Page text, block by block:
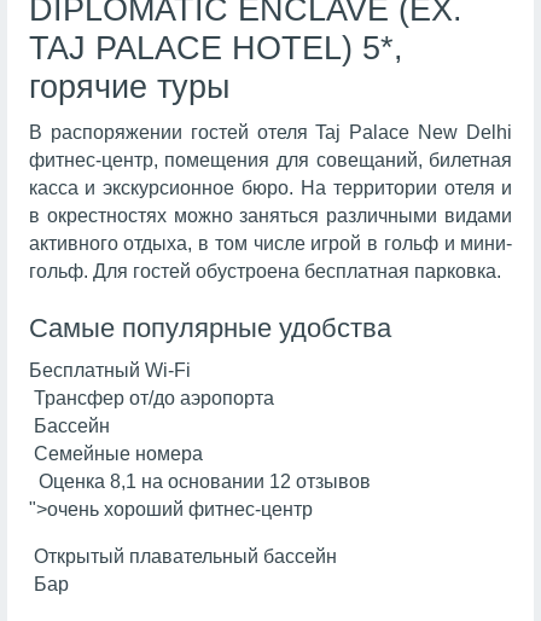
DIPLOMATIC ENCLAVE (EX.
TAJ PALACE HOTEL) 5*,
горячие туры
В распоряжении гостей отеля Taj Palace New Delhi
фитнес-центр, помещения для совещаний, билетная
касса и экскурсионное бюро. На территории отеля и
в окрестностях можно заняться различными видами
активного отдыха, в том числе игрой в гольф и мини-
гольф. Для гостей обустроена бесплатная парковка.
Самые популярные удобства
Бесплатный Wi-Fi
Трансфер от/до аэропорта
Бассейн
Семейные номера
Оценка 8,1 на основании 12 отзывов
">очень хороший фитнес-центр
Открытый плавательный бассейн
Бар